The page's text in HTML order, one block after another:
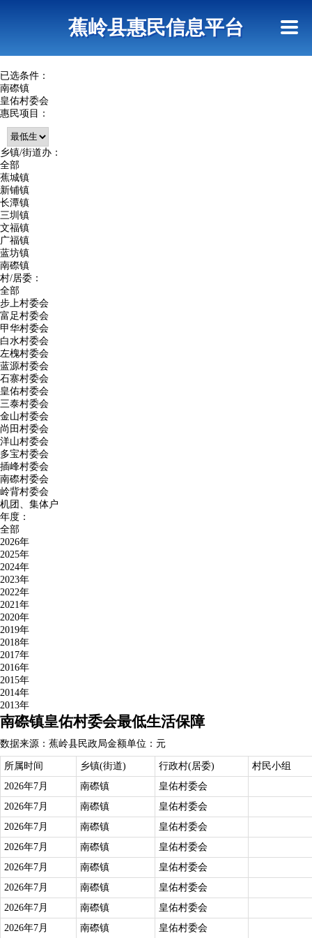
蕉岭县惠民信息平台
已选条件：
南磜镇
皇佑村委会
惠民项目：
乡镇/街道办：
全部
蕉城镇
新铺镇
长潭镇
三圳镇
文福镇
广福镇
蓝坊镇
南磜镇
村/居委：
全部
步上村委会
富足村委会
甲华村委会
白水村委会
左槐村委会
蓝源村委会
石寨村委会
皇佑村委会
三泰村委会
金山村委会
尚田村委会
洋山村委会
多宝村委会
插峰村委会
南磜村委会
岭背村委会
机团、集体户
年度：
全部
2026年
2025年
2024年
2023年
2022年
2021年
2020年
2019年
2018年
2017年
2016年
2015年
2014年
2013年
南磜镇皇佑村委会最低生活保障
数据来源：蕉岭县民政局金额单位：元
所属时间 乡镇(街道) 行政村(居委)
村民小组
2026年7月
南磜镇
皇佑村委会
2026年7月
南磜镇
皇佑村委会
2026年7月
南磜镇
皇佑村委会
2026年7月
南磜镇
皇佑村委会
2026年7月
南磜镇
皇佑村委会
2026年7月
南磜镇
皇佑村委会
2026年7月
南磜镇
皇佑村委会
2026年7月
南磜镇 皇佑村委会